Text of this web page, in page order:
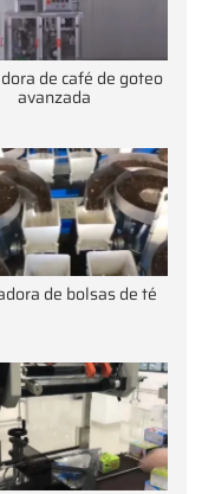
de café de goteo
avanzada
de bolsas de té